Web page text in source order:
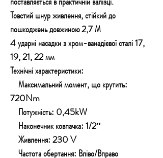
Товстий шнур живлення, стійкий до
пошкоджень довжиною 2,7 М
4 ударні насадки з хром-ванадієвої сталі 17,
19, 21, 22 мм
Технічні характеристики:
Максимальний момент, що крутить:
720Nm
Потужність: 0,45kW
Наконечник ковпачка: 1/2″
Живлення: 230 V
Частота обертання: Вліво/Вправо